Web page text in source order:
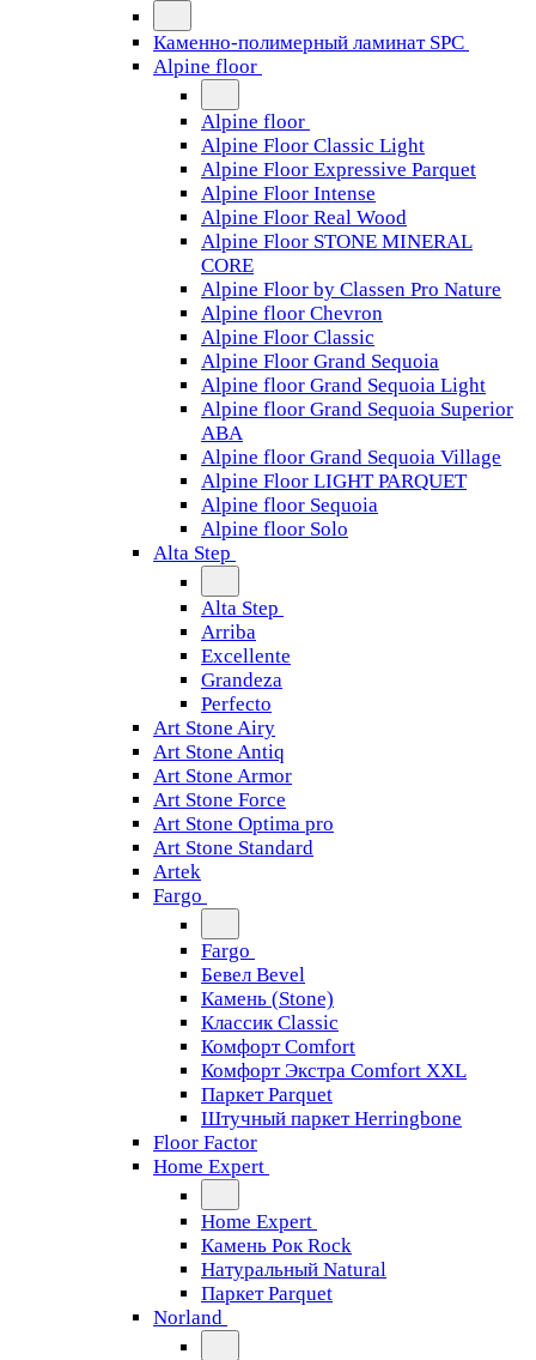
Каменно-полимерный ламинат SPC
Alpine floor
Alpine floor
Alpine Floor Classic Light
Alpine Floor Expressive Parquet
Alpine Floor Intense
Alpine Floor Real Wood
Alpine Floor STONE MINERAL
CORE
Alpine Floor by Classen Pro Nature
Alpine floor Chevron
Alpine Floor Classic
Alpine Floor Grand Sequoia
Alpine floor Grand Sequoia Light
Alpine floor Grand Sequoia Superior
ABA
Alpine floor Grand Sequoia Village
Alpine Floor LIGHT PARQUET
Alpine floor Sequoia
Alpine floor Solo
Alta Step
Alta Step
Arriba
Excellente
Grandeza
Perfecto
Art Stone Airy
Art Stone Antiq
Art Stone Armor
Art Stone Force
Art Stone Optima pro
Art Stone Standard
Artek
Fargo
Fargo
Бевел Bevel
Камень (Stone)
Классик Classic
Комфорт Comfort
Комфорт Экстра Comfort XXL
Паркет Parquet
Штучный паркет Herringbone
Floor Factor
Home Expert
Home Expert
Камень Рок Rock
Натуральный Natural
Паркет Parquet
Norland